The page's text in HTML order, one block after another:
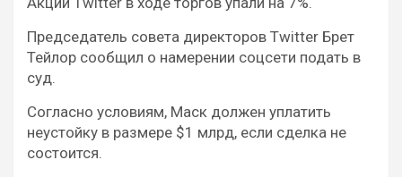
Председатель совета директоров Twitter Брет
Тейлор сообщил о намерении соцсети подать в
суд.
Согласно условиям, Маск должен уплатить
неустойку в размере $1 млрд, если сделка не
состоится.